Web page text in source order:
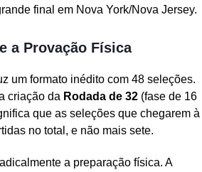
final em Nova York/Nova Jersey.
a Provação Física
um formato inédito com 48 seleções.
criação da Rodada de 32 (fase de 16
que as seleções que chegarem à
no total, e não mais sete.
a preparação física. A